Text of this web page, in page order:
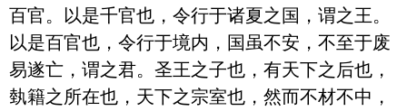
百官。以是千官也，令行于诸夏之国，谓之王。
以是百官也，令行于境内，国虽不安，不至于废
易遂亡，谓之君。圣王之子也，有天下之后也，
埶籍之所在也，天下之宗室也，然而不材不中，